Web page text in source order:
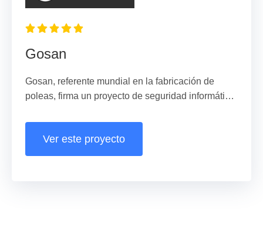
Gosan
Gosan, referente mundial en la fabricación de
poleas, firma un proyecto de seguridad informática
Ver este proyecto